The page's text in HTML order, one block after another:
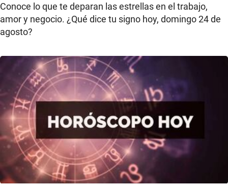
Conoce lo que te deparan las estrellas en el trabajo,
amor y negocio. ¿Qué dice tu signo hoy, domingo 24 de
agosto?